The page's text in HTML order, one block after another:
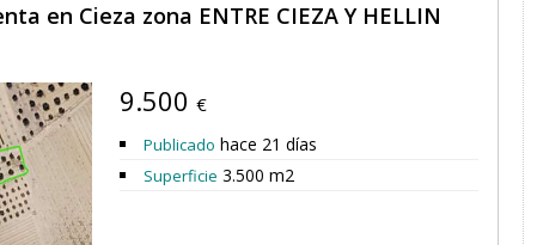
en Cieza zona ENTRE CIEZA Y HELLIN
9.500 €
Publicado hace 21 días
Superficie 3.500 m2